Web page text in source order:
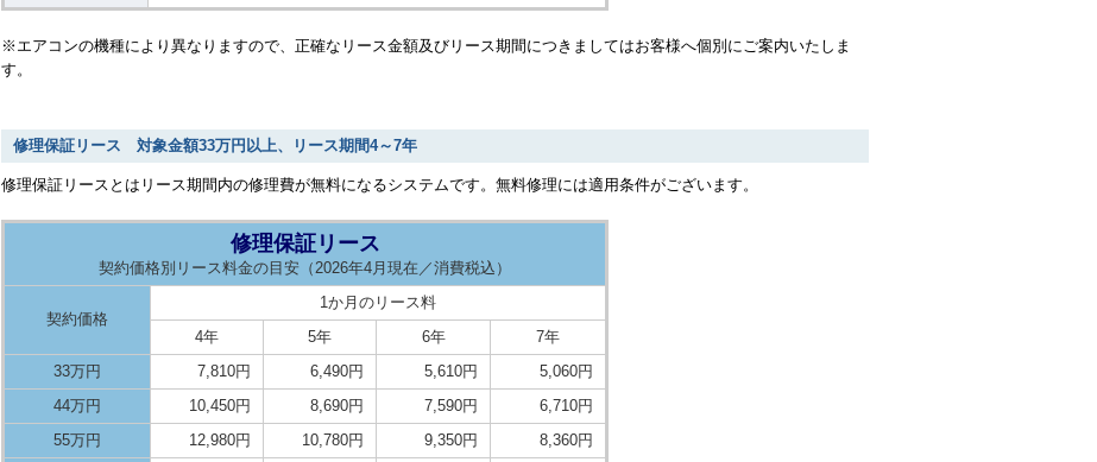
※エアコンの機種により異なりますので、正確なリース金額及びリース期間につきましてはお客様へ個別にご案内いたしま
す。
修理保証リース 対象金額33万円以上、リース期間4～7年
修理保証リースとはリース期間内の修理費が無料になるシステムです。無料修理には適用条件がございます。
修理保証リース
契約価格別リース料金の目安（2026年4月現在／消費税込）
契約価格
1か月のリース料
4年
5年 6年
7年
33万円
7,810円 6,490円 5,610円
5,060円
44万円
10,450円 8,690円 7,590円
6,710円
55万円
12,980円 10,780円 9,350円
8,360円